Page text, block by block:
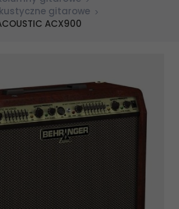
gitarowe
ACX900